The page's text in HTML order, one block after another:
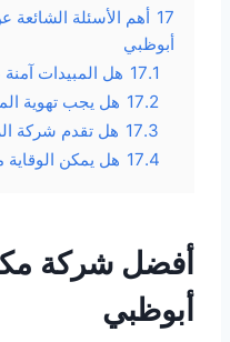
17 أهم الأسئلة
أبوظبي
17.1 هل المبيدات
17.2 هل يجب تهوية
17.3 هل تقدم شركة
17.4 هل يمكن
أفضل شركة
أبوظبي